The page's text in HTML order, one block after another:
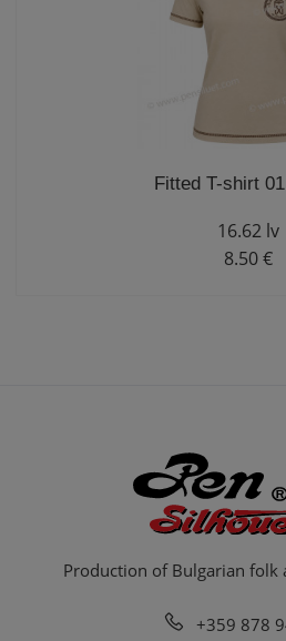
Fitted T-shirt
16.62 lv
8.50 €
Production of Bulgarian folk
+359 878